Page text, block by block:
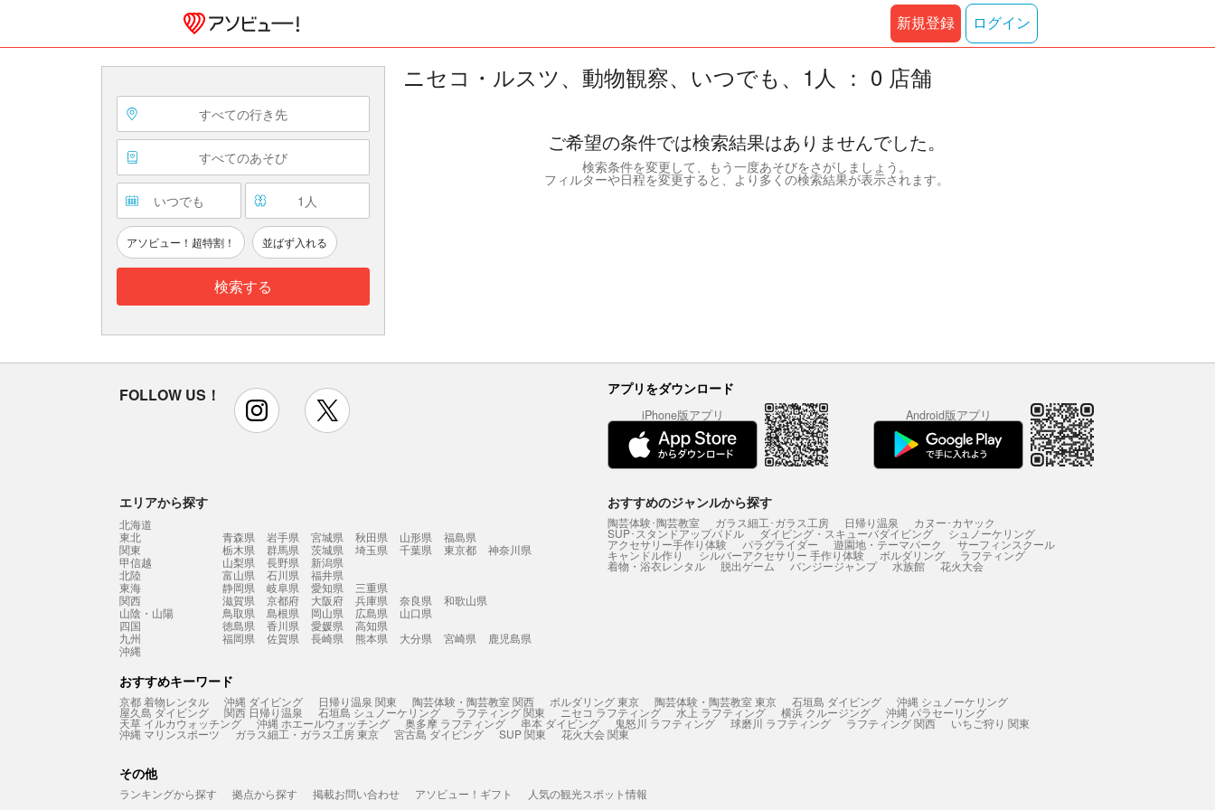
新規登録 ログイン
すべての行き先
すべてのあそび
いつでも 1 人
アソビュー！超特割！ 並ばず入れる
検索する
ニセコ・ルスツ、動物観察、いつでも、1人 ： 0 店舗
ご希望の条件では検索結果はありませんでした。
検索条件を変更して、もう一度あそびをさがしましょう。
フィルターや日程を変更すると、より多くの検索結果が表示されます。
FOLLOW US！ instagram アプリをダウンロード
iPhone版アプリ Android版アプリ
エリアから探す
北海道
東北
青森県 岩手県 宮城県 秋田県 山形県
福島県
関東
栃木県 群馬県 茨城県 埼玉県 千葉県 東京都
神奈川県
甲信越
山梨県 長野県
新潟県
北陸
富山県 石川県
福井県
東海
静岡県 岐阜県 愛知県
三重県
関西
滋賀県 京都府 大阪府 兵庫県 奈良県
和歌山県
山陰・山陽
鳥取県 島根県 岡山県 広島県
山口県
四国
徳島県 香川県 愛媛県
高知県
九州
福岡県 佐賀県 長崎県 熊本県 大分県 宮崎県
鹿児島県
沖縄
おすすめのジャンルから探す
陶芸体験･陶芸教室 ガラス細工･ガラス工房 日帰り温泉 カヌー･カヤック
SUP･スタンドアップパドル ダイビング・スキューバダイビング シュノーケリング
アクセサリー手作り体験 パラグライダー 遊園地・テーマパーク サーフィンスクール
キャンドル作り シルバーアクセサリー 手作り体験 ボルダリング ラフティング
着物・浴衣レンタル 脱出ゲーム バンジージャンプ 水族館 花火大会
おすすめキーワード
京都 着物レンタル 沖縄 ダイビング 日帰り温泉 関東 陶芸体験・陶芸教室 関西 ボルダリング 東京 陶芸体験・陶芸教室 東京 石垣島 ダイビング 沖縄 シュノーケリング
屋久島 ダイビング 関西 日帰り温泉 石垣島 シュノーケリング ラフティング 関東 ニセコ ラフティング 水上 ラフティング 横浜 クルージング 沖縄 パラセーリング
天草 イルカウォッチング 沖縄 ホエールウォッチング 奥多摩 ラフティング 串本 ダイビング 鬼怒川 ラフティング 球磨川 ラフティング ラフティング 関西 いちご狩り 関東
沖縄 マリンスポーツ ガラス細工・ガラス工房 東京 宮古島 ダイビング SUP 関東 花火大会 関東
その他
ランキングから探す 拠点から探す 掲載お問い合わせ アソビュー！ギフト 人気の観光スポット情報